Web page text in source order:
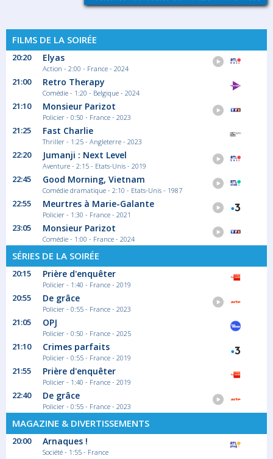
FILMS DE LA SOIRÉE
20:20 Elyas
Action - 2:00 - France - 2024
21:00 Retro Therapy
Comédie - 1:20 - Belgique - 2024
21:10 Monsieur Parizot
Policier - 0:50 - France - 2023
21:25 Fast Charlie
Thriller - 1:25 - Angleterre - 2023
22:20 Jumanji : Next Level
Aventure - 2:15 - Etats-Unis - 2019
22:45 Good Morning, Vietnam
Comédie dramatique - 2:10 - Etats-Unis - 1987
22:55 Meurtres à Marie-Galante
Policier - 1:30 - France - 2021
23:05 Monsieur Parizot
Comédie - 1:00 - France - 2024
SÉRIES DE LA SOIRÉE
20:15 Prière d'enquêter
Policier - 1:40 - France - 2019
20:55 De grâce
Policier - 0:55 - France - 2023
21:05 OPJ
Policier - 0:50 - France - 2025
21:10 Crimes parfaits
Policier - 0:55 - France - 2019
21:55 Prière d'enquêter
Policier - 1:40 - France - 2019
22:40 De grâce
Policier - 0:55 - France - 2023
MAGAZINE & DIVERTISSEMENTS
20:00 Arnaques !
Société - 1:55 - France